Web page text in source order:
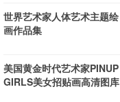
世界艺术家人体艺术主题绘
画作品集
美国黄金时代艺术家PINUP
GIRLS美女招贴画高清图库